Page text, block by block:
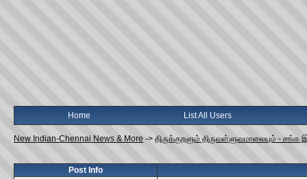
Home List All Users
New Indian-Chennai News & More -> திருக்குறளும் திருவள்ளுவமாலையும் - சங்க
Post Info